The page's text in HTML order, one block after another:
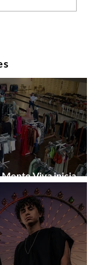
Mente Viva inicia
e Canela